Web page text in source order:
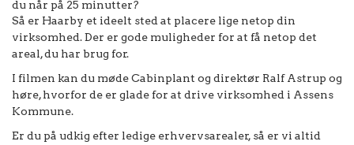
du når på 25 minutter?
Så er Haarby et ideelt sted at placere lige netop din
virksomhed. Der er gode muligheder for at få netop det
areal, du har brug for.
I filmen kan du møde Cabinplant og direktør Ralf Astrup og
høre, hvorfor de er glade for at drive virksomhed i Assens
Kommune.
Er du på udkig efter ledige erhvervsarealer, så er vi altid